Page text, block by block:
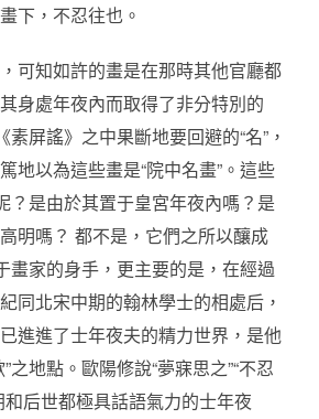
下，不忍往也。
可知如許的畫是在那時其他官廳都
身處年夜內而取得了非分特別的
素屏謠》之中果斷地要回避的“名”，
地以為這些畫是“院中名畫”。這些
？是由於其置于皇宮年夜內嗎？是
明嗎？ 都不是，它們之所以釀成
畫家的身手，更主要的是，在經過
同北宋中期的翰林學士的相處后，
進進了士年夜夫的精力世界，是他
之地點。歐陽修說“夢寐思之”“不忍
和后世都極具話語氣力的士年夜